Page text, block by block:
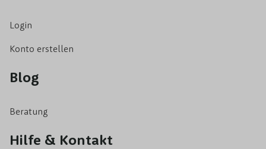
Login
Konto erstellen
Blog
Beratung
Hilfe & Kontakt